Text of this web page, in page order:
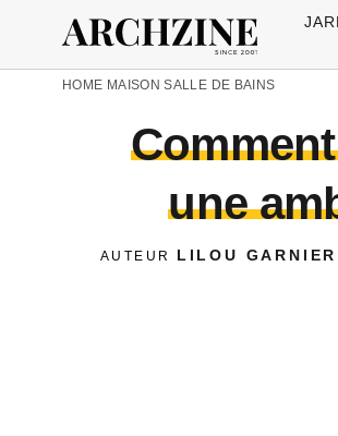
HOME MAISON SALLE DE BAINS
une
AUTEUR LILOU GARNIER